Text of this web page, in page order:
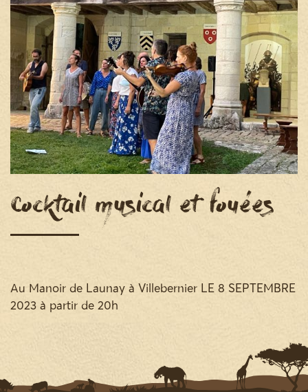
Cocktail musical et fouées
Au Manoir de Launay à Villebernier LE 8 SEPTEMBRE
2023 à partir de 20h